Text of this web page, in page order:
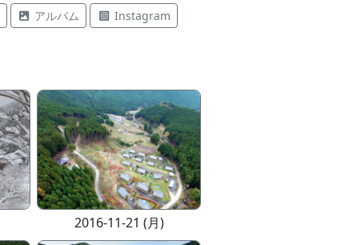
アルバム Instagram
2016-11-21 (月)